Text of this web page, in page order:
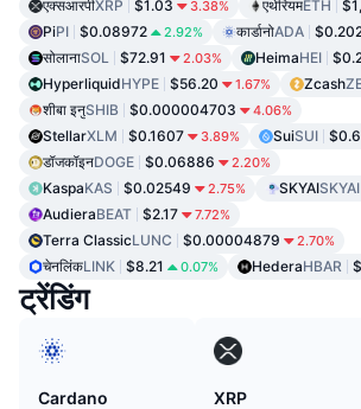
एक्सआरपीXRP $1.03 3.38% एथेरियमETH
PiPI $0.08972 2.92% कार्डानोADA
सोलानाSOL $72.91 2.03% HeimaHEI
HyperliquidHYPE $56.20 1.67% Zcash
शीबा इनुSHIB $0.000004703 4.06%
StellarXLM $0.1607 3.89% SuiSUI
डॉजकॉइनDOGE $0.06886 2.20%
KaspaKAS $0.02549 2.75% SKYAISKYAI
AudieraBEAT $2.17 7.72%
Terra ClassicLUNC $0.00004879 2.70%
चेनलिंकLINK $8.21 0.07% HederaHBAR
ट्रेंडिंग
Cardano
XRP